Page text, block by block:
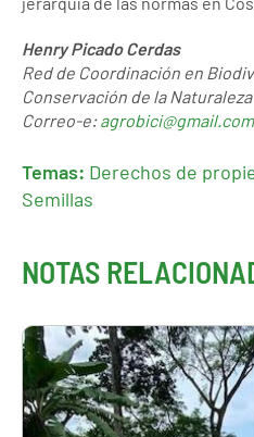
Henry Picado Cerdas
Red de Coordinación en
Conservación de la Naturaleza
Correo-e:agrobici@gmail.com
Temas: Derechos de
Semillas
NOTAS